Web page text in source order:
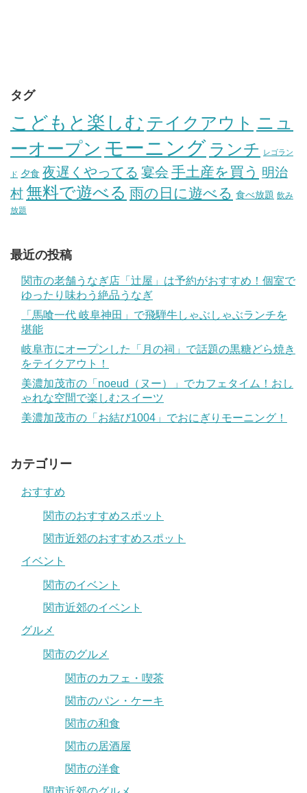
タグ
こどもと楽しむ テイクアウト ニュ
ーオープン モーニング ランチ レゴラン
ド 夕食 夜遅くやってる 宴会 手土産を買う 明治
村無料で遊べる 雨の日に遊べる 食べ放題 飲み
放題
最近の投稿
関市の老舗うなぎ店「辻屋」は予約がおすすめ！個室で
ゆったり味わう絶品うなぎ
「馬喰一代 岐阜神田」で飛騨牛しゃぶしゃぶランチを
堪能
岐阜市にオープンした「月の祠」で話題の黒糖どら焼き
をテイクアウト！
美濃加茂市の「noeud（ヌー）」でカフェタイム！おし
ゃれな空間で楽しむスイーツ
美濃加茂市の「お結び1004」でおにぎりモーニング！
カテゴリー
おすすめ
関市のおすすめスポット
関市近郊のおすすめスポット
イベント
関市のイベント
関市近郊のイベント
グルメ
関市のグルメ
関市のカフェ・喫茶
関市のパン・ケーキ
関市の和食
関市の居酒屋
関市の洋食